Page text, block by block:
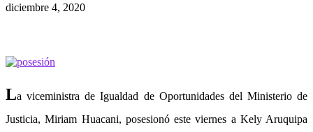
diciembre 4, 2020
La viceministra de Igualdad de Oportunidades del Ministerio de
Justicia, Miriam Huacani, posesionó este viernes a Kely Aruquipa